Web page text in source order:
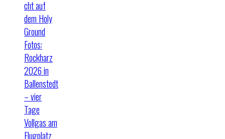
cht auf
dem Holy
Ground
Fotos:
Rockharz
2026 in
Ballenstedt
– vier
Tage
Vollgas am
Flugplatz